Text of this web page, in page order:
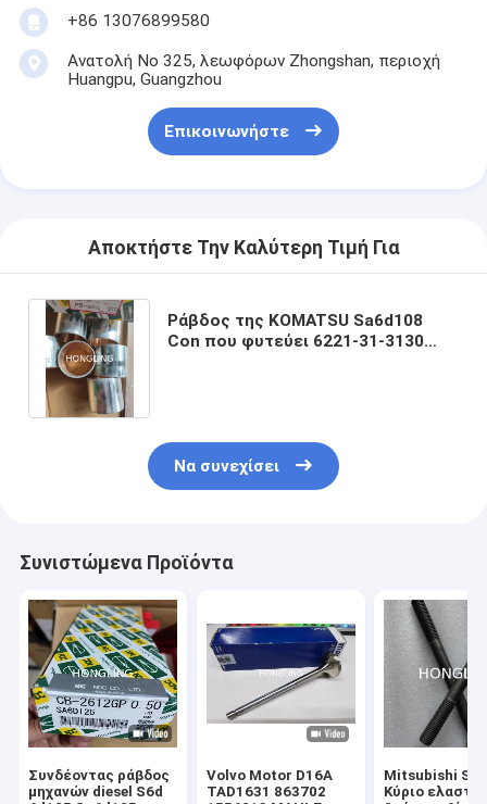
+86 13076899580
Ανατολή Νο 325, λεωφόρων Zhongshan, περιοχή
Huangpu, Guangzhou
Επικοινωνήστε
Αποκτήστε Την Καλύτερη Τιμή Για
Ράβδος της KOMATSU Sa6d108
Con που φυτεύει 6221-31-3130
Να συνεχίσει
Συνιστώμενα Προϊόντα
Συνδέοντας ράβδος
μηχανών diesel S6d
Volvo Motor D16A
TAD1631 863702
Mitsubishi
Κύριο